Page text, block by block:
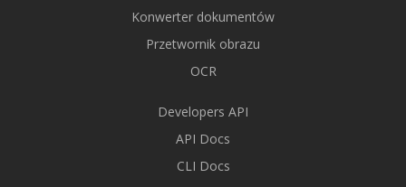
Konwerter dokumentów
Przetwornik obrazu
OCR
Developers API
API Docs
CLI Docs